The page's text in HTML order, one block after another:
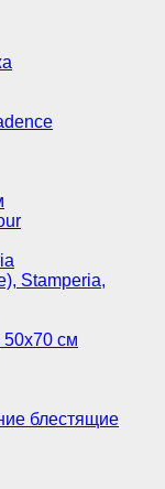
Stamperia,
50х70 см
блестящие